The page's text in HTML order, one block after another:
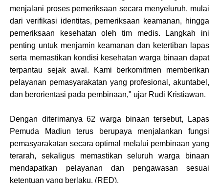
menjalani proses pemeriksaan secara menyeluruh, mulai
dari verifikasi identitas, pemeriksaan keamanan, hingga
pemeriksaan kesehatan oleh tim medis. Langkah ini
penting untuk menjamin keamanan dan ketertiban lapas
serta memastikan kondisi kesehatan warga binaan dapat
terpantau sejak awal. Kami berkomitmen memberikan
pelayanan pemasyarakatan yang profesional, akuntabel,
dan berorientasi pada pembinaan," ujar Rudi Kristiawan.
Dengan diterimanya 62 warga binaan tersebut, Lapas
Pemuda Madiun terus berupaya menjalankan fungsi
pemasyarakatan secara optimal melalui pembinaan yang
terarah, sekaligus memastikan seluruh warga binaan
mendapatkan pelayanan dan pengawasan sesuai
ketentuan yang berlaku. (RED).